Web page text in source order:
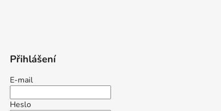
Přihlášení
E-mail
Heslo